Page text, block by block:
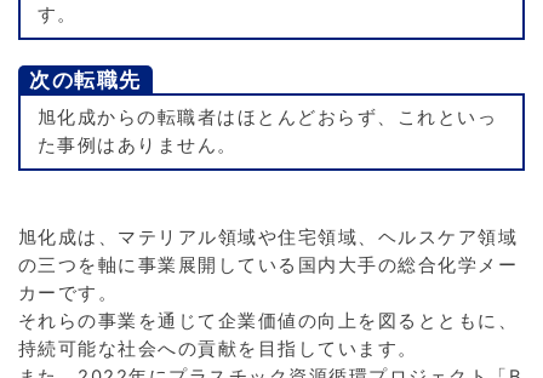
す。
次の転職先
旭化成からの転職者はほとんどおらず、これといっ
た事例はありません。
旭化成は、マテリアル領域や住宅領域、ヘルスケア領域
の三つを軸に事業展開している国内大手の総合化学メー
カーです。
それらの事業を通じて企業価値の向上を図るとともに、
持続可能な社会への貢献を目指しています。